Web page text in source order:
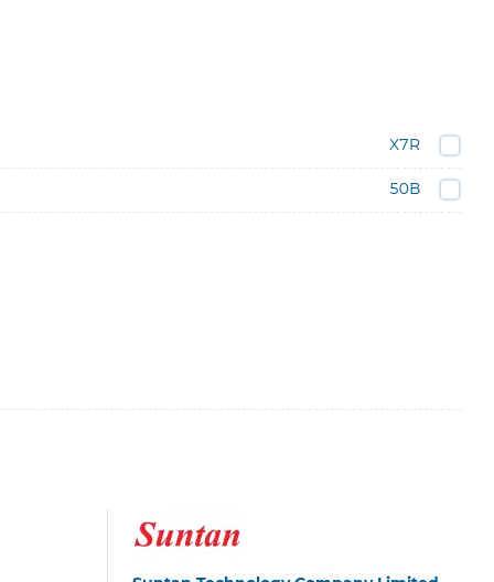
X7R
50В